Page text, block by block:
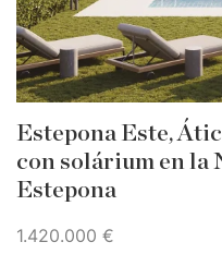
Estepona Este,
con solárium en la
Estepona
1.420.000 €